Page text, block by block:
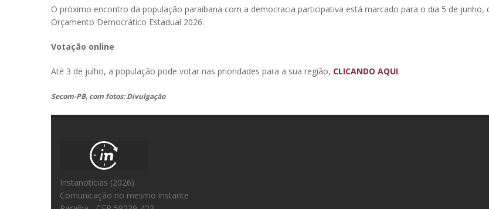
O próximo encontro da população paraibana com a democracia participativa está marcado para o dia 5 de junho,
Orçamento Democrático Estadual 2026.
Votação online
Até 3 de julho, a população pode votar nas prioridades para a sua região, CLICANDO AQUI.
Secom-PB, com fotos: Divulgação
Instanotícias (2026)
Comunicação no mesmo instante